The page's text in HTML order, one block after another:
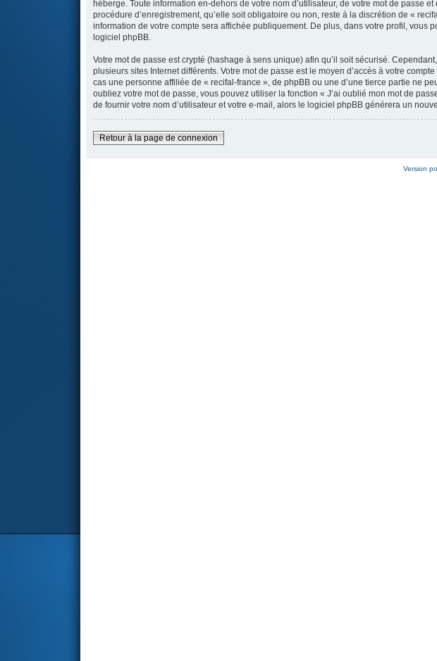
héberge. Toute information en-dehors de votre nom d’utilisateur, de votre mot de passe
procédure d’enregistrement, qu’elle soit obligatoire ou non, reste à la discrétion de «
information de votre compte sera affichée publiquement. De plus, dans votre profil, vous
logiciel phpBB.
Votre mot de passe est crypté (hashage à sens unique) afin qu’il soit sécurisé.
plusieurs sites Internet différents. Votre mot de passe est le moyen d’accès à votre
cas une personne affiliée de « recifal-france », de phpBB ou une d’une tierce partie ne
oubliez votre mot de passe, vous pouvez utiliser la fonction « J’ai oublié mon mot de
de fournir votre nom d’utilisateur et votre e-mail, alors le logiciel phpBB générera un
Retour à la page de connexion
Version